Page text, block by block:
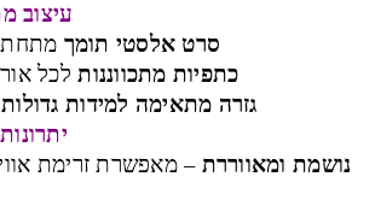
עיצוב
סרט אלסטי תומך מתחת
כתפיות מתכווננותלכל
גזרה מתאימה למידות גדולות
נושמת ומאווררת – מאפשרת זרימת